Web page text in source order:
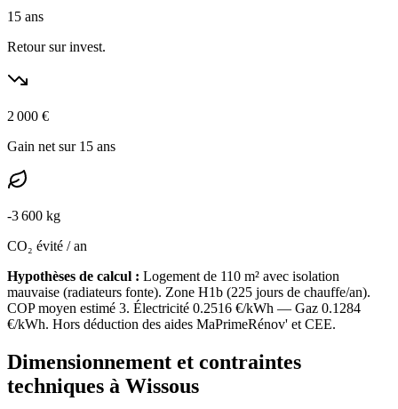
15 ans
Retour sur invest.
2 000 €
Gain net sur 15 ans
-3 600 kg
CO₂ évité / an
Hypothèses de calcul : Logement de 110 m² avec isolation
mauvaise (radiateurs fonte). Zone H1b (225 jours de chauffe/an).
COP moyen estimé 3. Électricité 0.2516 €/kWh — Gaz 0.1284
€/kWh. Hors déduction des aides MaPrimeRénov' et CEE.
Dimensionnement et contraintes
techniques à Wissous